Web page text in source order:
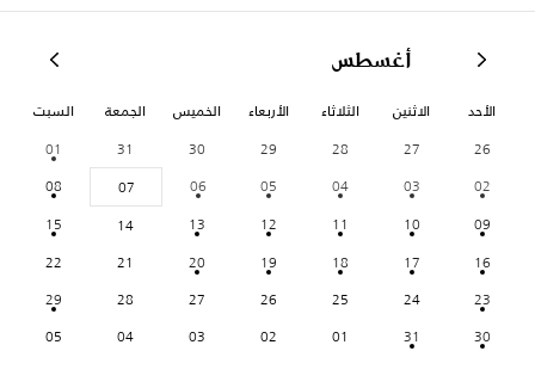
أغسطس
الأحد الاثنين الثلاثاء الأربعاء الخميس الجمعة السبت
26
27
28
29
30
31
01
02
03
04
05
06
07
08
09
10
11
12
13
14
15
16
17
18
19
20
21
22
23
24
25
26
27
28
29
30
31
01
02
03
04
05